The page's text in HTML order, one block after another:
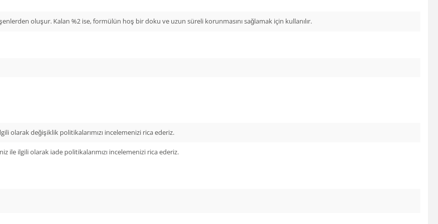
oluşur. Kalan %2 ise, formülün hoş bir doku ve uzun süreli korunmasını sağlamak için kullanılır.
olarak değişiklik politikalarımızı incelemenizi rica ederiz.
ile ilgili olarak iade politikalarımızı incelemenizi rica ederiz.